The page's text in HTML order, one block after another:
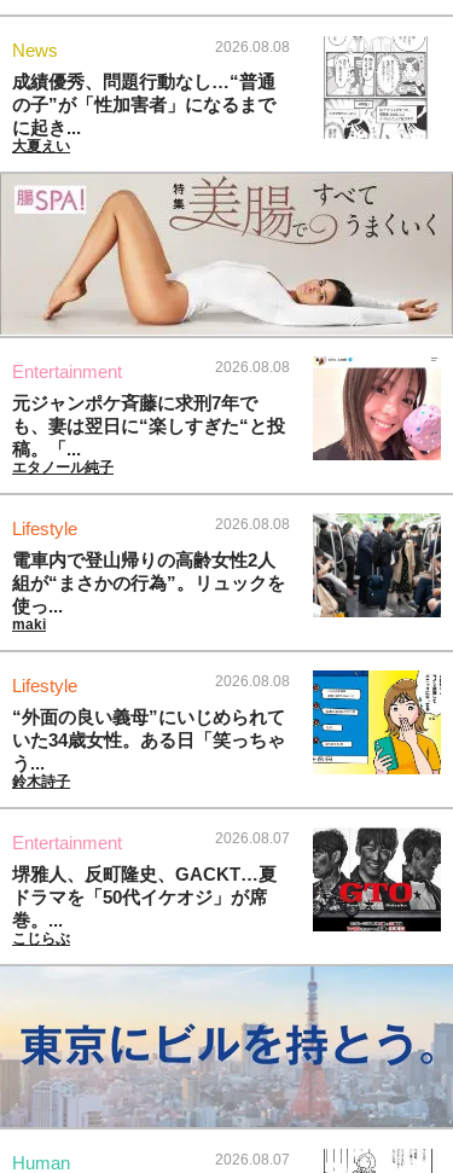
News 2026.08.08
成績優秀、問題行動なし…“普通
の子”が「性加害者」になるまで
に起き...
大夏えい
Entertainment 2026.08.08
元ジャンポケ斉藤に求刑7年で
も、妻は翌日に“楽しすぎた“と投
稿。「...
エタノール純子
Lifestyle 2026.08.08
電車内で登山帰りの高齢女性2人
組が“まさかの行為”。リュックを
使っ...
maki
Lifestyle 2026.08.08
“外面の良い義母”にいじめられて
いた34歳女性。ある日「笑っちゃ
う...
鈴木詩子
Entertainment 2026.08.07
堺雅人、反町隆史、GACKT…夏
ドラマを「50代イケオジ」が席
巻。...
こじらぶ
Human 2026.08.07